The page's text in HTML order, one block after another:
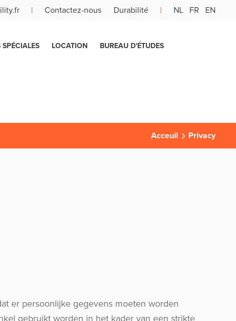
Contactez-nous Durabilité NL FR EN
LOCATION BUREAU D'ÉTUDES
Acceuil Privacy
er persoonlijke gegevens moeten worden
gebruikt worden in het kader van een strikte